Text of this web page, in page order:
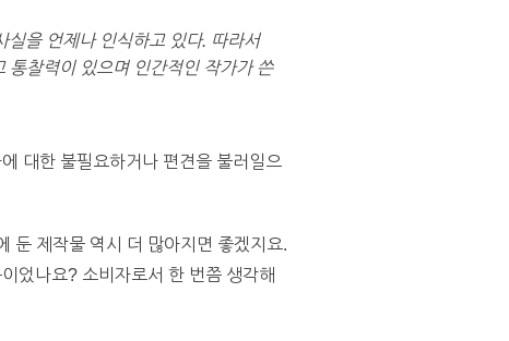
실을 언제나 인식하고 있다. 따라서
통찰력이 있으며 인간적인 작가가 쓴
대한 불필요하거나 편견을 불러일으
둔 제작물 역시 더 많아지면 좋겠지요.
었나요? 소비자로서 한 번쯤 생각해